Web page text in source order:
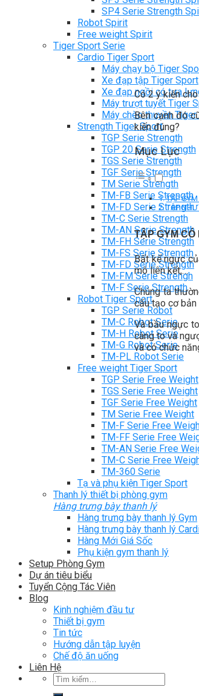
SP4 Serie Strength
Robot Spirit
Free weight Spirit
Tiger Sport Serie
Cardio Tiger Sport
Máy chạy bộ Tiger
Xe đạp tập Tiger Sport
Xe đạp ngồi có tựa
Máy trượt tuyết Tiger
Máy chèo thuyền
Strength Tiger Sport
TGP Serie Strength
TGP 20 Serie Strength
TGS Serie Strength
TGF Serie Strength
TM Serie Strength
TM-FB Serie Strength
TM-FD Serie Strength
TM-C Serie Strength
TM-AN Serie Strength
TM-FH Serie Strength
TM-FS Serie Strength
TM-FD Serie Strength
TM-FM Serie Strengh
TM-F Serie Strength
Robot Tiger Sport
TGP Serie Robot
TM-C Robot Serie
TM-H Robot Serie
TM-G Robot Serie
TM-PL Robot Serie
Free weight Tiger Sport
TGP Serie Free Weight
TGS Serie Free Weight
TGF Serie Free Weight
TM Serie Free Weight
TM-F Serie Free
TM-FF Serie Free
TM-AN Serie Free
TM-C Serie Free
TM-360 Serie
Tạ và phụ kiện Tiger Sport
Thanh lý thiết bị phòng gym
Hàng trưng bày thanh lý
Hàng trưng bày thanh lý Gym
Hàng trưng bày thanh lý
Hàng Mới Giá Sốc
Phụ kiện gym thanh lý
Setup Phòng Gym
Dự án tiêu biểu
Tuyển Cộng Tác Viên
Blog
Kinh nghiệm đầu tư
Thiết bị gym
Tin tức
Hướng dẫn tập luyện
Chế độ ăn uống
Liên Hệ
Tìm
kiếm:
Có 2 ý kiến
Bên cạnh đó
kiến đúng?
Mục Lục
TẬP
TẬP
TẬP GYM CÓ
Bất kể ngực
mô liên kết,…
Chúng ta
cấu tạo cơ bản
Và bầu ngực
càng to và
và có chức